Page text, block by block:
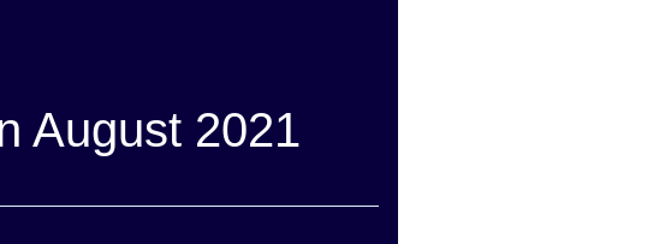
August 2021